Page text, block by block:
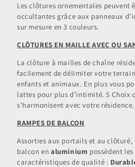
Les clôtures ornementales peuvent
occultantes grâce aux panneaux
sur mesure en 3 couleurs.
CLÔTURES EN MAILLE AVEC OU
La clôture à mailles de chaîne
facilement de délimiter votre
enfants et animaux. En plus vous
lattes pour plus d’intimité. 5 Choix
s’harmonisent avec votre résidence.
RAMPES DE BALCON
Assorties aux portails et au clôturé,
balcon en aluminium possèdent les
caractéristiques de qualité :